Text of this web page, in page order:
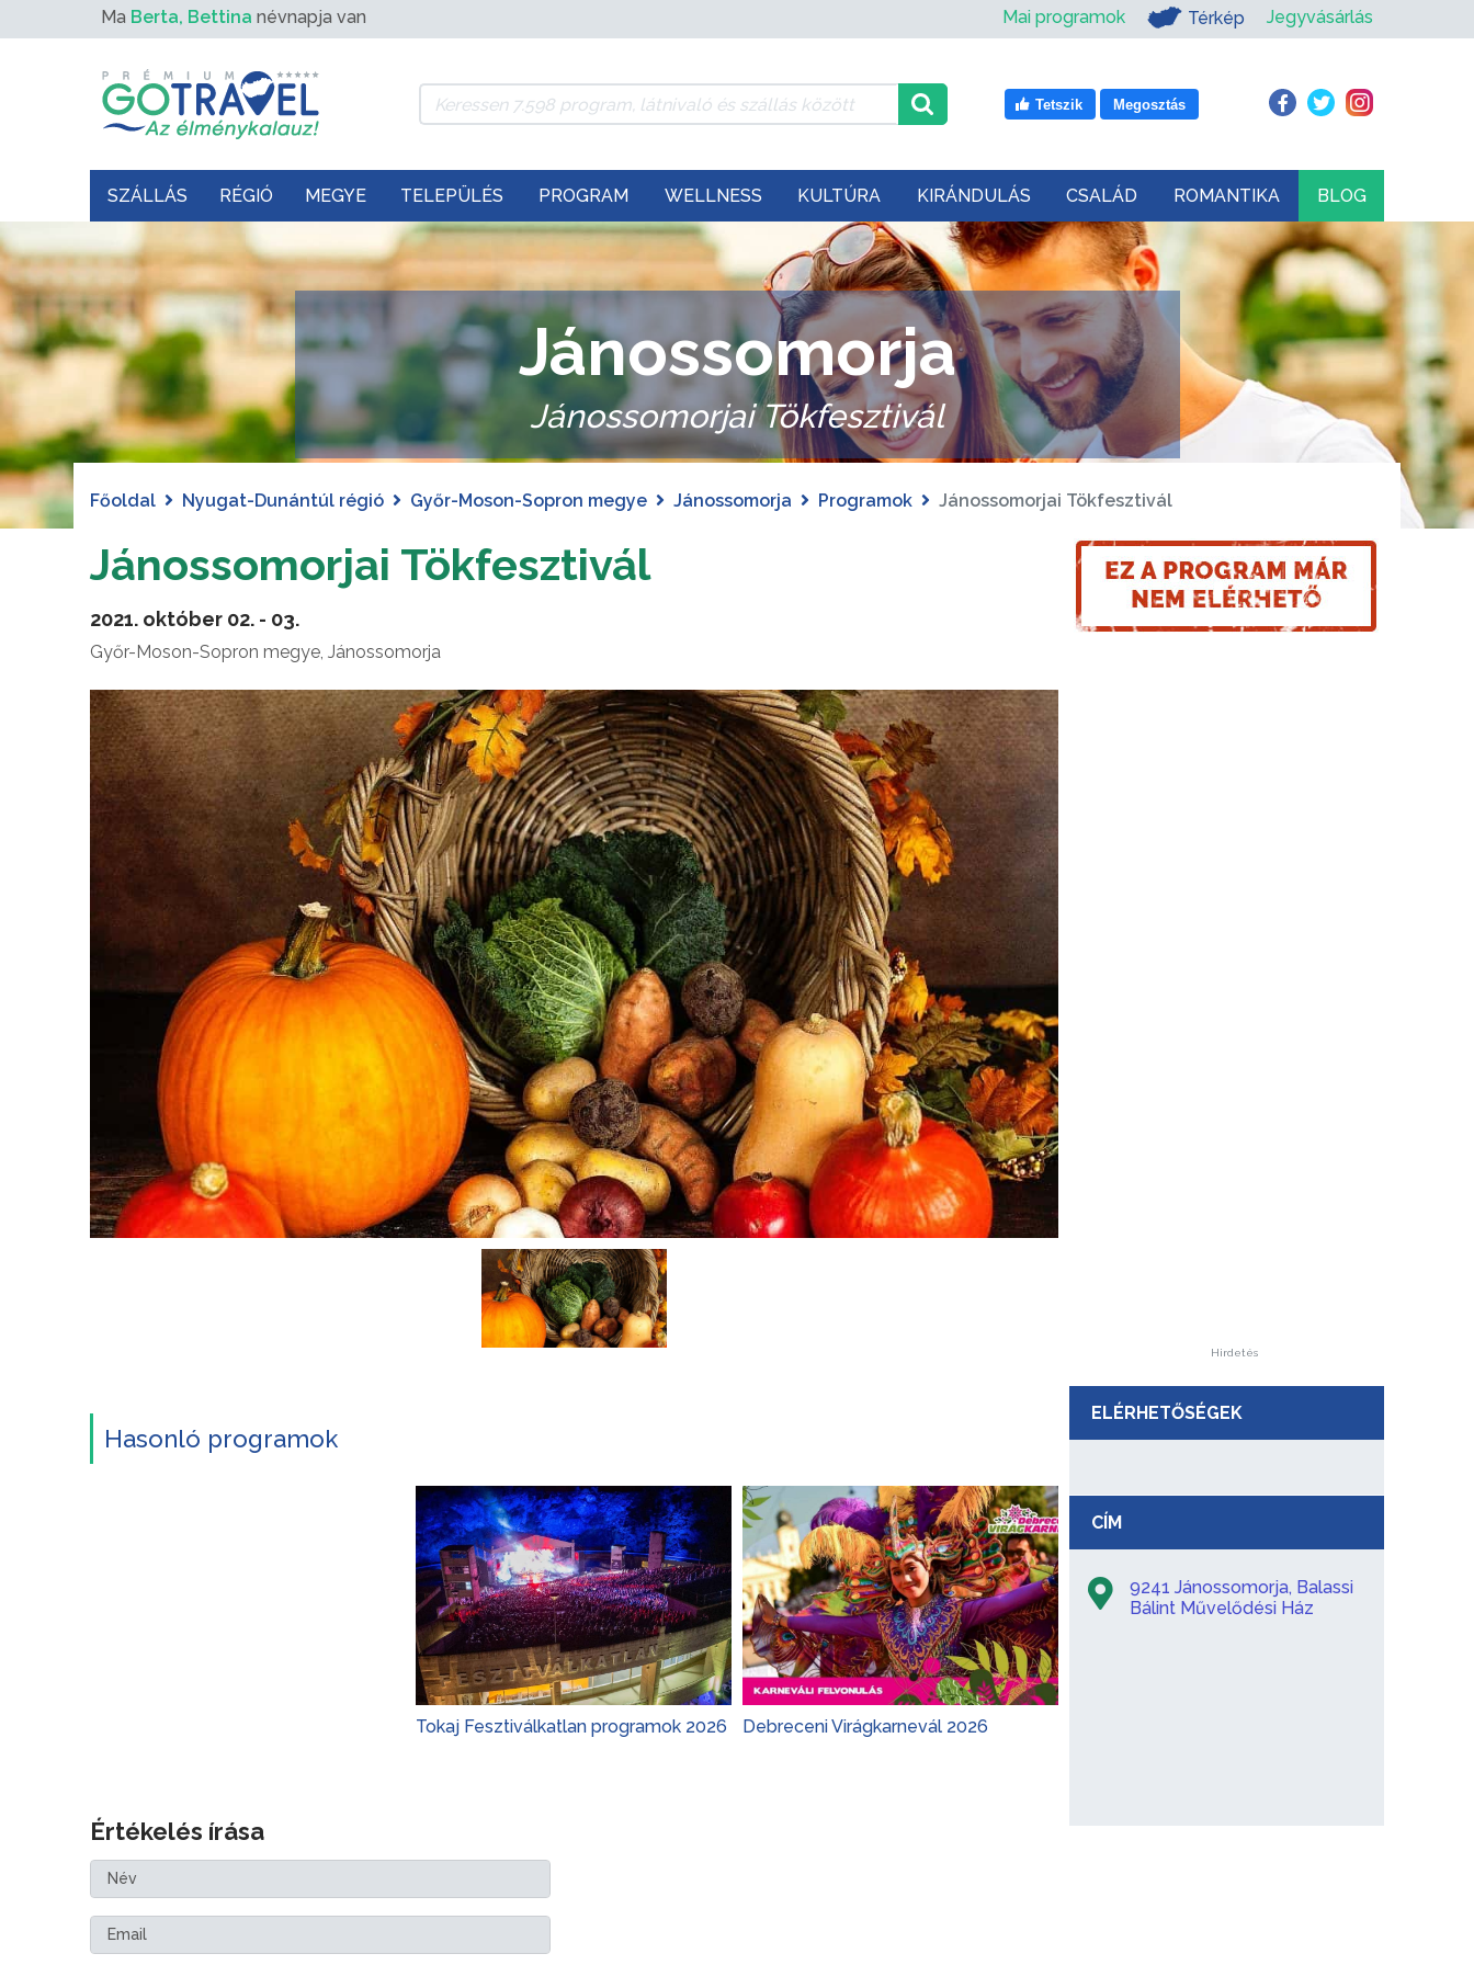
Ma Berta, Bettina névnapja van Mai programok Térkép Jegyvásárlás
Tetszik Megosztás
SZÁLLÁS RÉGIÓ MEGYE TELEPÜLÉS PROGRAM WELLNESS KULTÚRA KIRÁNDULÁS CSALÁD ROMANTIKA BLOG
Jánossomorja
Jánossomorjai Tökfesztivál
Főoldal Nyugat-Dunántúl régió Győr-Moson-Sopron megye Jánossomorja Programok Jánossomorjai Tökfesztivál
Jánossomorjai Tökfesztivál
2021. október 02. - 03.
Győr-Moson-Sopron megye, Jánossomorja
Hasonló programok
Tokaj Fesztiválkatlan programok 2026 Debreceni Virágkarnevál 2026
Értékelés írása
Hirdetés
ELÉRHETŐSÉGEK
CÍM
9241 Jánossomorja, Balassi
Bálint Művelődési Ház